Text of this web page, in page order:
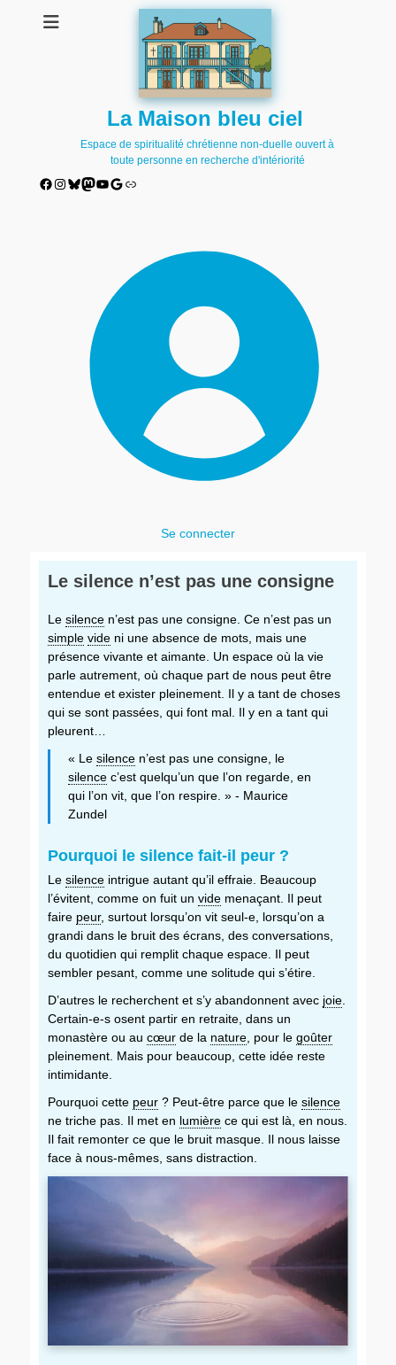
La Maison bleu ciel
Espace de spiritualité chrétienne non-duelle ouvert à
toute personne en recherche d'intériorité
Facebook
Instagram
Bluesky
Mastodon
YouTube
Google
Lien
Se connecter
Le silence n’est pas une consigne
Le silence n’est pas une consigne. Ce n’est pas un
simple vide ni une absence de mots, mais une
présence vivante et aimante. Un espace où la vie
parle autrement, où chaque part de nous peut être
entendue et exister pleinement. Il y a tant de choses
qui se sont passées, qui font mal. Il y en a tant qui
pleurent…
« Le silencen’est pas une consigne, le
silencec’est quelqu’un que l’on regarde, en
qui l’on vit, que l’on respire. » - Maurice
Zundel
Pourquoi le silence fait-il peur ?
Le silence intrigue autant qu’il effraie. Beaucoup
l’évitent, comme on fuit un vide menaçant. Il peut
faire peur, surtout lorsqu’on vit seul-e, lorsqu’on a
grandi dans le bruit des écrans, des conversations,
du quotidien qui remplit chaque espace. Il peut
sembler pesant, comme une solitude qui s’étire.
D’autres le recherchent et s’y abandonnent avec joie
Certain-e-s osent partir en retraite, dans un
monastère ou au cœur de la nature , pour le goûter
pleinement. Mais pour beaucoup, cette idée reste
intimidante.
Pourquoi cette peur ? Peut-être parce que le silence
ne triche pas. Il met en lumière ce qui est là, en nous.
Il fait remonter ce que le bruit masque. Il nous laisse
face à nous-mêmes, sans distraction.